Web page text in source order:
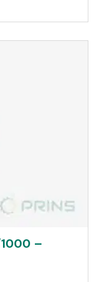
1000 –